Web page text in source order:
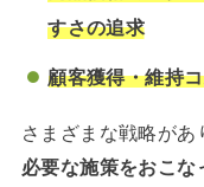
すさの追求
顧客獲得・維持
さまざまな戦略があ
必要な施策をおこな